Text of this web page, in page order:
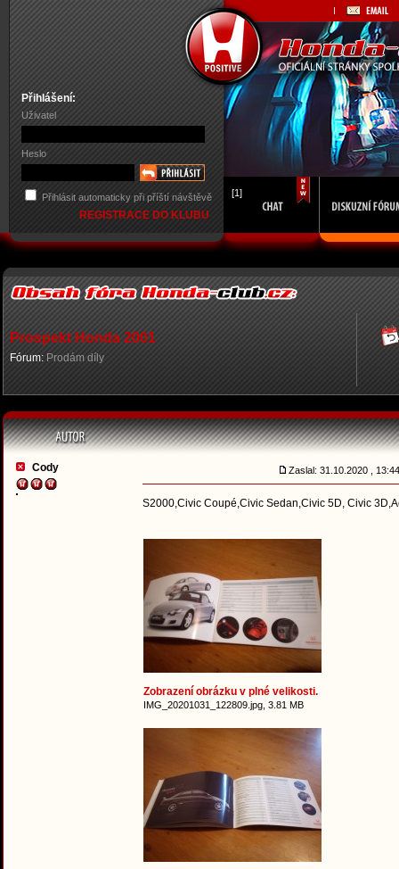
Přihlášení:
Uživatel
Heslo
Přihlásit automaticky při příští návštěvě
REGISTRACE DO KLUBU
[1]
Prospekt Honda 2001
Fórum: Prodám díly
Cody Zaslal: 31.10.2020 ,
S2000,Civic Coupé,Civic Sedan,Civic 5D, Civic
Zobrazení obrázku v plné velikosti.
IMG_20201031_122809.jpg, 3.81 MB